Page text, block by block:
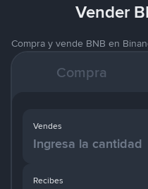
Vender
Compra y vende BNB en
Compra
Recibes
Vendes